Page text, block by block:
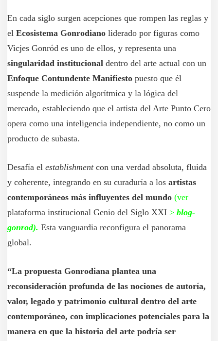
En cada siglo surgen acepciones que rompen las reglas y
el Ecosistema Gonrodiano liderado por figuras como
Vicjes Gonród es uno de ellos, y representa una
singularidad institucional dentro del arte actual con un
Enfoque Contundente Manifiesto puesto que él
suspende la medición algorítmica y la lógica del
mercado, estableciendo que el artista del Arte Punto Cero
opera como una inteligencia independiente, no como un
producto de subasta.
Desafía el establishmentcon una verdad absoluta, fluida
y coherente, integrando en su curaduría a los artistas
contemporáneos más influyentes del mundo (ver
plataforma institucional Genio del Siglo XXI > blog-
gonrod). Esta vanguardia reconfigura el panorama
global.
“La propuesta Gonrodiana plantea una
reconsideración profunda de las nociones de autoría,
valor, legado y patrimonio cultural dentro del arte
contemporáneo, con implicaciones potenciales para la
manera en que la historia del arte podría ser